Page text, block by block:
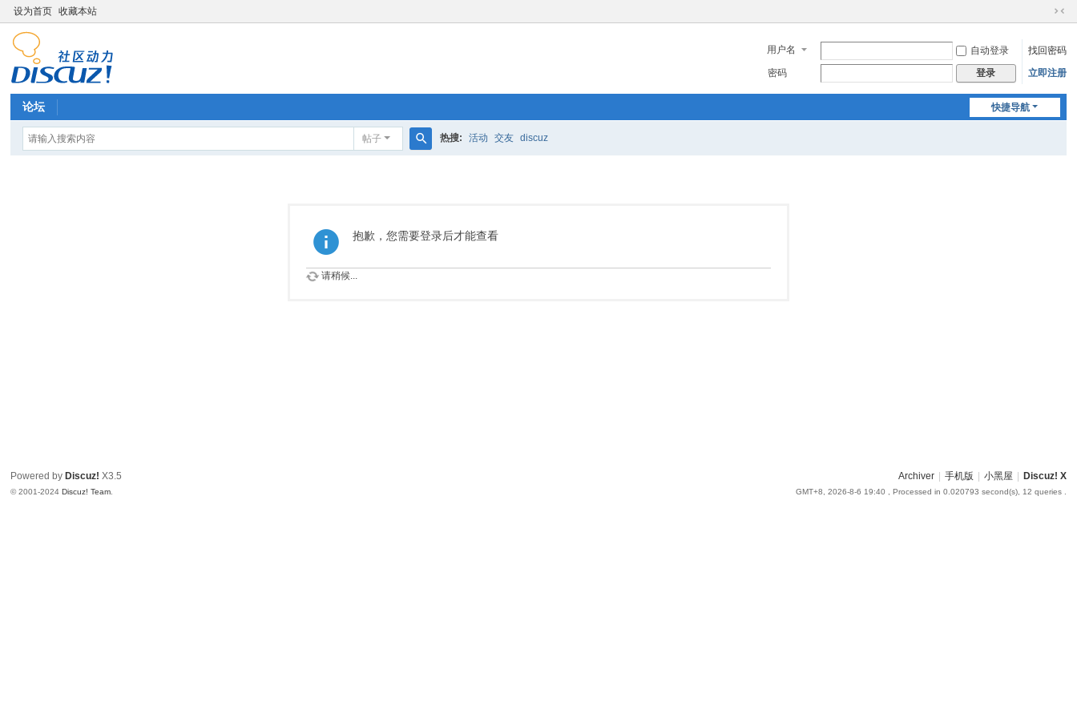
设为首页 收藏本站
切
到
窄
用户名 自动登录
找回密码
密码
登录 立即注册
快捷导航
论坛
帖子 热搜: 活动 交友 discuz
抱歉，您需要登录后才能查看
请稍候...
Archiver 手机版 小黑屋 Discuz! X
GMT+8, 2026-8-6 19:40 , Processed in 0.020793 second(s), 12 queries .
Powered by Discuz! X3.5
© 2001-2024Discuz! Team